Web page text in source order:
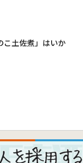
こ土佐煮」はいか